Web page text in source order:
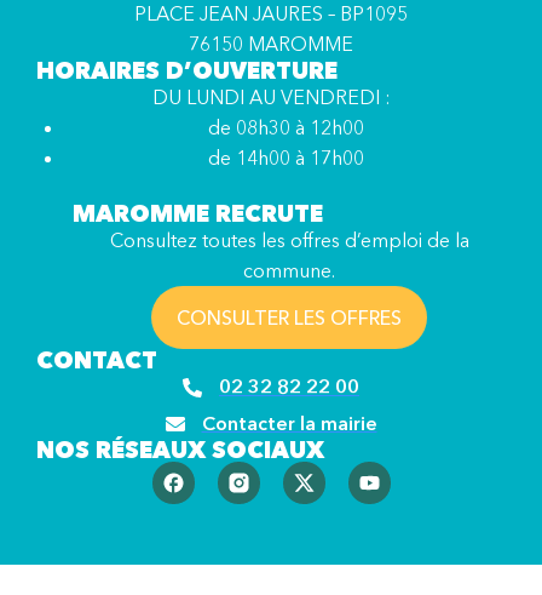
PLACE JEAN JAURES – BP1095
76150 MAROMME
HORAIRES D’OUVERTURE
DU LUNDI AU VENDREDI :
de 08h30 à 12h00
de 14h00 à 17h00
MAROMME RECRUTE
Consultez toutes les offres d’emploi de la
commune.
CONSULTER LES OFFRES
CONTACT
02 32 82 22 00
Contacter la mairie
NOS RÉSEAUX SOCIAUX